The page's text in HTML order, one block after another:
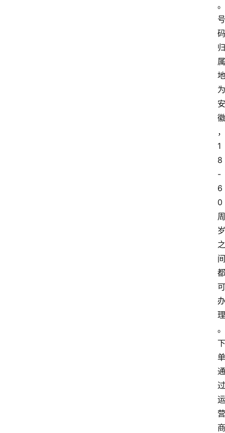
。
号
码
归
属
地
为
安
徽
，
1
8
-
6
0
周
岁
之
间
都
可
办
理
。
下
单
通
过
运
营
商